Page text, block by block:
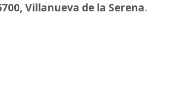
Villanueva de la Serena.